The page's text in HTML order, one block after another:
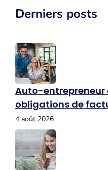
Derniers posts
Auto-entrepreneur
obligations de
4 août 2026